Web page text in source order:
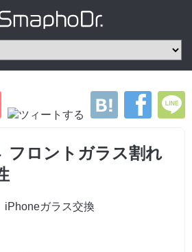
フロントガラス割れ
iPhoneガラス交換